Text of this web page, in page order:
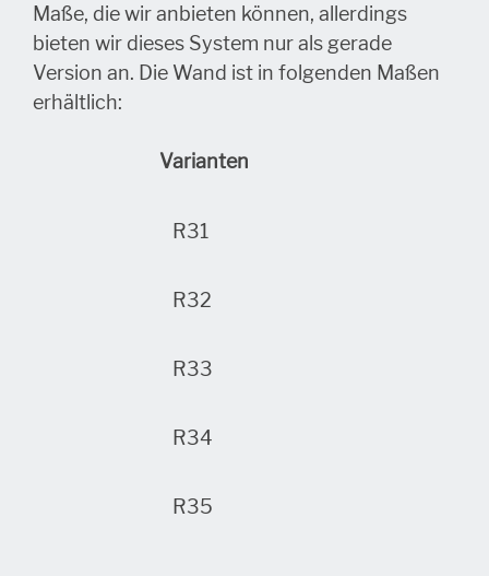
Maße, die wir anbieten können, allerdings
bieten wir dieses System nur als gerade
Version an. Die Wand ist in folgenden Maßen
erhältlich:
Varianten
R31
R32
R33
R34
R35